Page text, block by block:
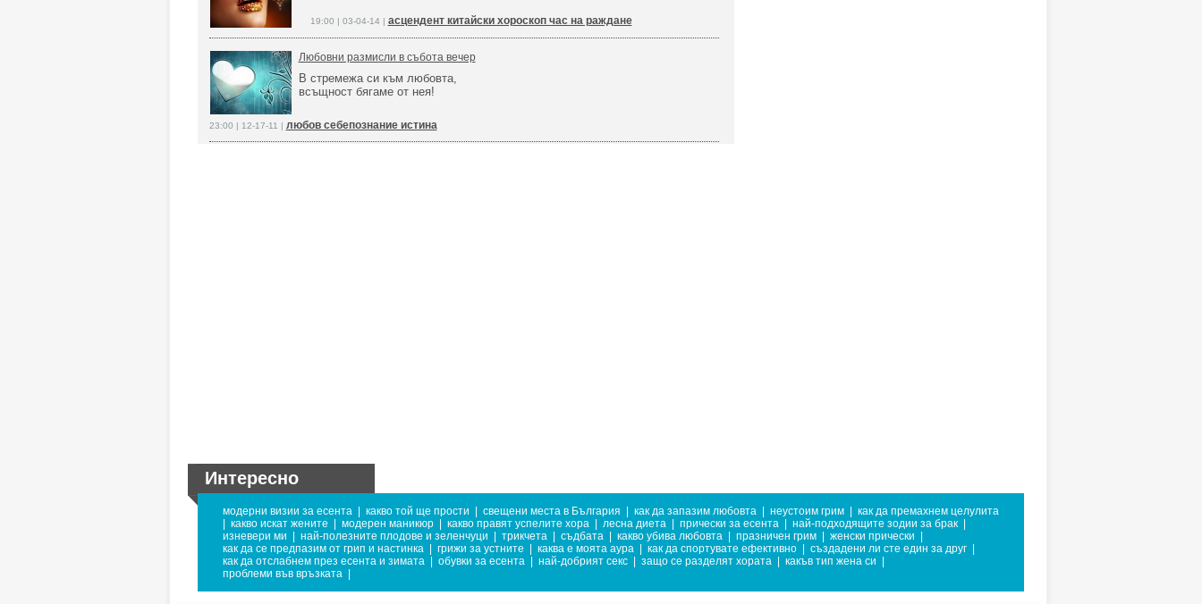
19:00 | 03-04-14 | асцендент китайски хороскоп час на раждане
Любовни размисли в събота вечер
В стремежа си към любовта,
всъщност бягаме от нея!
23:00 | 12-17-11 | любов себепознание истина
Интересно
модерни визии за есента какво той ще прости свещени места в България как да запазим любовта неустоим грим
как да премахнем целулита
какво искат жените модерен маникюр какво правят успелите хора лесна диета прически за есента най-подходящите зодии за брак
изневери ми
най-полезните плодове и зеленчуци трикчета съдбата какво убива любовта празничен грим женски прически
как да се предпазим от грип и настинка
грижи за устните каква е моята аура как да спортувате ефективно създадени ли сте един за друг
как да отслабнем през есента и зимата
обувки за есента най-добрият секс защо се разделят хората какъв тип жена си
проблеми във връзката